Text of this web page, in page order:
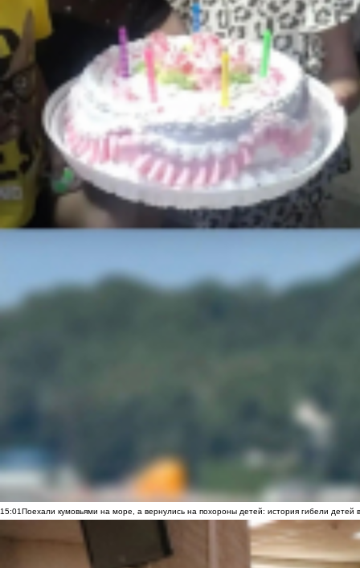
15:01Поехали кумовьями на море, а вернулись на похороны детей: история гибели детей